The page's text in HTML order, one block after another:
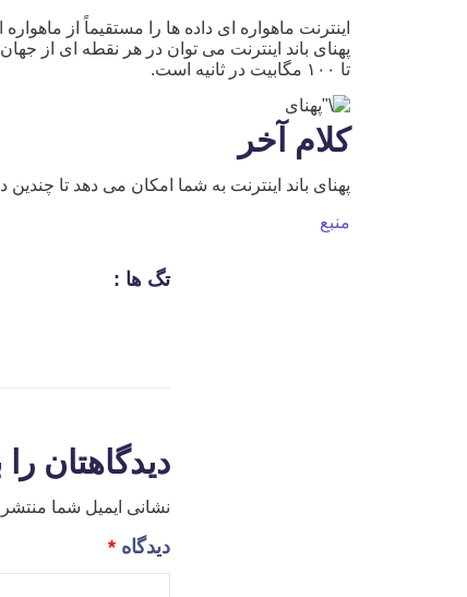
اینترنت ماهواره ای داده ها را مستقیماً از
تا ۱۰۰ مگابیت در ثانیه است.
کلام آخر
پهنای باند اینترنت به شما امکان می دهد تا
منبع
تگ ها :
دیدگاهتان
نشانی ایمیل شما
دیدگاه *